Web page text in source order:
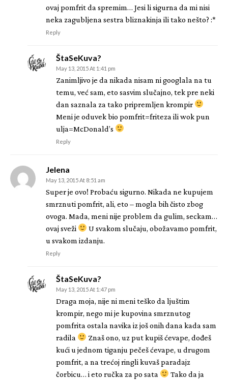
ovaj pomfrit da spremim… Jesi li sigurna da mi nisi
neka zagubljena sestra bliznakinja ili tako nešto? :*
Reply
ŠtaSeKuva?
May 13, 2015 At 1:41 pm
Zanimljivo je da nikada nisam ni googlala na tu
temu, već sam, eto sasvim slučajno, tek pre neki
dan saznala za tako pripremljen krompir
Meni je oduvek bio pomfrit=friteza ili wok pun
ulja=McDonald’s
Reply
Jelena
May 13, 2015 At 8:51 am
Super je ovo! Probaću sigurno. Nikada ne kupujem
smrznuti pomfrit, ali, eto – mogla bih čisto zbog
ovoga. Mada, meni nije problem da gulim, seckam…
ovaj sveži
U svakom slučaju, obožavamo pomfrit,
u svakom izdanju.
Reply
ŠtaSeKuva?
May 13, 2015 At 1:47 pm
Draga moja, nije ni meni teško da ljuštim
krompir, nego mi je kupovina smrznutog
pomfrita ostala navika iz još onih dana kada sam
radila
Znaš ono, uz put kupiš ćevape, dođeš
kući u jednom tiganju pečeš ćevape, u drugom
pomfrit, a na trećoj ringli kuvaš paradajz
čorbicu… i eto ručka za po sata
Tako da ja